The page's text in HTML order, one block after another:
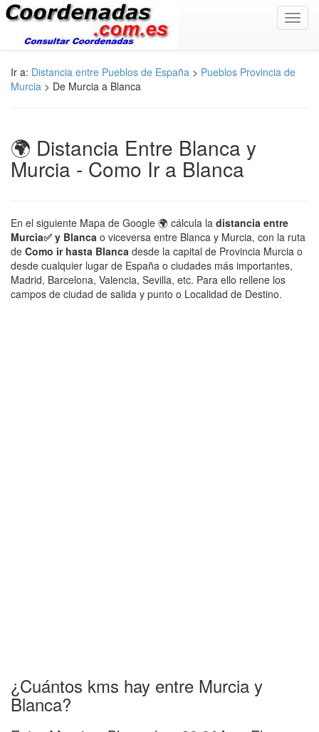
Ir a: Distancia entre Pueblos de España > Pueblos Provincia de
Murcia > De Murcia a Blanca
🌍 Distancia Entre Blanca y
Murcia - Como Ir a Blanca
En el siguiente Mapa de Google 🌍 cálcula la distancia entre
Murcia✅ y Blanca o viceversa entre Blanca y Murcia, con la ruta
de Como ir hasta Blanca desde la capital de Provincia Murcia o
desde cualquier lugar de España o ciudades más importantes,
Madrid, Barcelona, Valencia, Sevilla, etc. Para ello rellene los
campos de ciudad de salida y punto o Localidad de Destino.
¿Cuántos kms hay entre Murcia y
Blanca?